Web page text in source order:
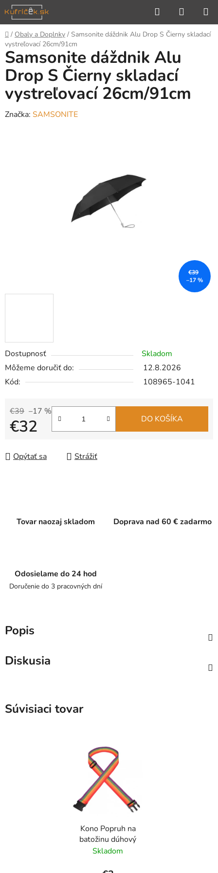
Prejsť
na
obsah
Hľadať
KOŠÍK
Domov
/ Obaly a Doplnky / Samsonite dáždnik Alu Drop S Čierny skladací
vystreľovací 26cm/91cm
Dostupnosť
Skladom
Môžeme doručiť do:
12.8.2026
Kód:
108965-1041
€39 –17 %
€32 DO KOŠÍKA
Opýtať sa Strážiť
Samsonite dáždnik Alu
Drop S Čierny skladací
vystreľovací 26cm/91cm
Značka: SAMSONITE
€39
–17 %
Tovar naozaj skladom Doprava nad 60 € zadarmo
Odosielame do 24 hod
Doručenie do 3 pracovných dní
Popis
Diskusia
Súvisiaci tovar
Kono Popruh na
batožinu dúhový
Skladom